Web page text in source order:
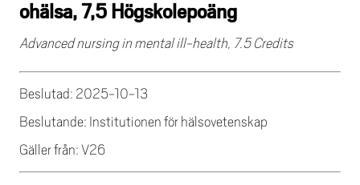
ohälsa, 7,5 Högskolepoäng
Advanced nursing in mental ill-health, 7.5 Credits
Beslutad: 2025-10-13
Beslutande: Institutionen för hälsovetenskap
Gäller från: V26